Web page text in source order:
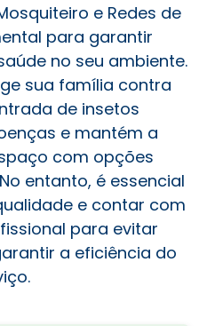
e Redes de
para garantir
no seu ambiente.
sua família contra
de insetos
e mantém a
com opções
entanto, é essencial
e contar com
para evitar
a eficiência do